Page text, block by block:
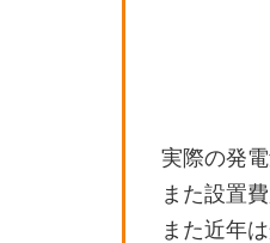
実際の発
また設置
また近年